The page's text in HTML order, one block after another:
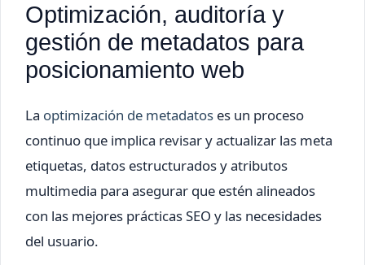
Optimización, auditoría y
gestión de metadatos para
posicionamiento web
La optimización de metadatos es un proceso
continuo que implica revisar y actualizar las meta
etiquetas, datos estructurados y atributos
multimedia para asegurar que estén alineados
con las mejores prácticas SEO y las necesidades
del usuario.